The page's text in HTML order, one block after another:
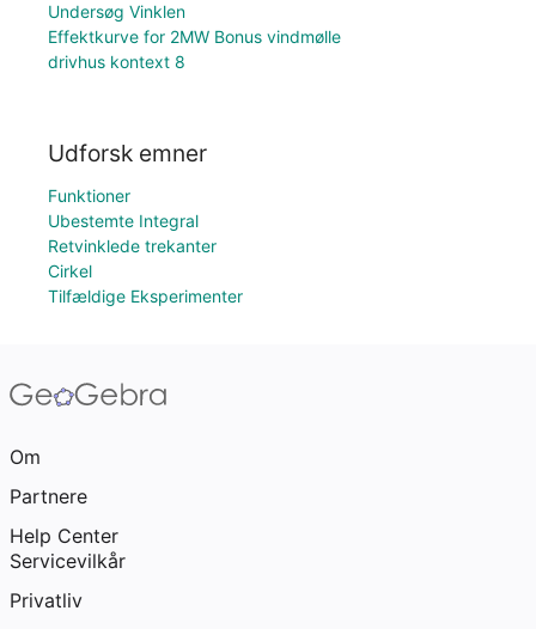
Undersøg Vinklen
Effektkurve for 2MW Bonus vindmølle
drivhus kontext 8
Udforsk emner
Funktioner
Ubestemte Integral
Retvinklede trekanter
Cirkel
Tilfældige Eksperimenter
Om
Partnere
Help Center
Servicevilkår
Privatliv